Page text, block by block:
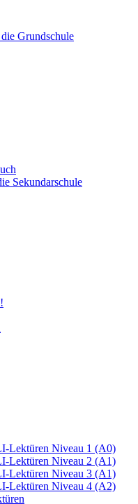
Grundschule
Sekundarschule
Lektüren Niveau 1 (A0)
Lektüren Niveau 2 (A1)
Lektüren Niveau 3 (A1)
Lektüren Niveau 4 (A2)